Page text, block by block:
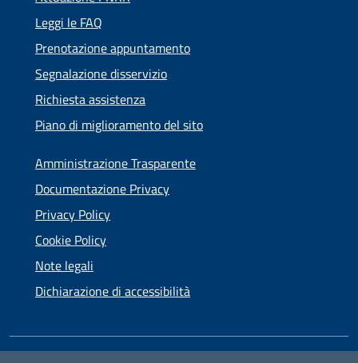
Leggi le FAQ
Prenotazione appuntamento
Segnalazione disservizio
Richiesta assistenza
Piano di miglioramento del sito
Amministrazione Trasparente
Documentazione Privacy
Privacy Policy
Cookie Policy
Note legali
Dichiarazione di accessibilità